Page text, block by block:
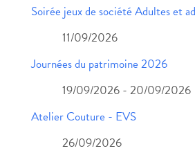
Soirée jeux de société Adultes et
11/09/2026
Journées du patrimoine 2026
19/09/2026 - 20/09/2026
Atelier Couture - EVS
26/09/2026